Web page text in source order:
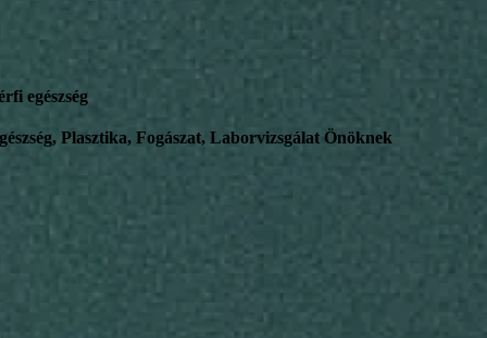
egészség
Plasztika, Fogászat, Laborvizsgálat Önöknek